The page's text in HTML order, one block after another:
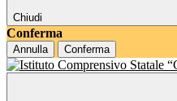
Chiudi
Conferma
Annulla Conferma